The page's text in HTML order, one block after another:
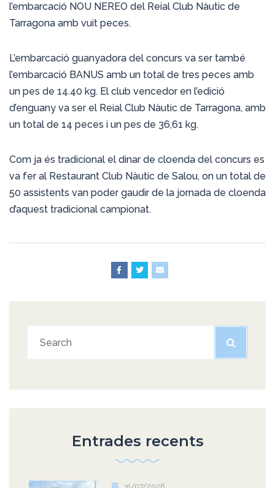
l’embarcació NOU NEREO del Reial Club Nàutic de
Tarragona amb vuit peces.
L’embarcació guanyadora del concurs va ser també
l’embarcació BANUS amb un total de tres peces amb
un pes de 14.40 kg. El club vencedor en l’edició
d’enguany va ser el Reial Club Nàutic de Tarragona, amb
un total de 14 peces i un pes de 36,61 kg.
Com ja és tradicional el dinar de cloenda del concurs es
va fer al Restaurant Club Nàutic de Salou, on un total de
50 assistents van poder gaudir de la jornada de cloenda
d’aquest tradicional campionat.
Entrades recents
31/07/2026